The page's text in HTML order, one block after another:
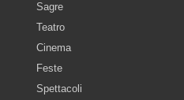
Sagre
Teatro
Cinema
Feste
Spettacoli